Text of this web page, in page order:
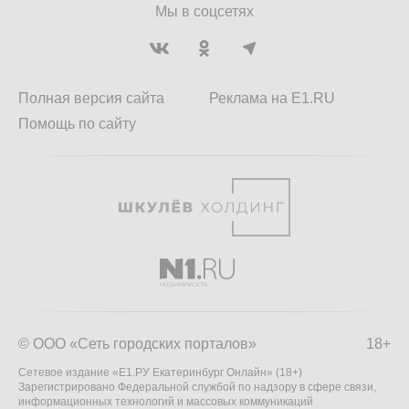
Мы в соцсетях
Полная версия сайта
Помощь по сайту
Реклама на E1.RU
18+
© ООО «Сеть городских порталов»
Сетевое издание «Е1.РУ Екатеринбург Онлайн» (18+)
Зарегистрировано Федеральной службой по надзору в сфере связи,
информационных технологий и массовых коммуникаций